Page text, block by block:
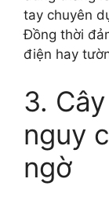
tay chuyên
Đồng thời
điện hay
3.
nguy
ngờ